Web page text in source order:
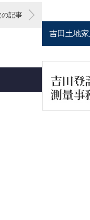
の記事
吉田土地